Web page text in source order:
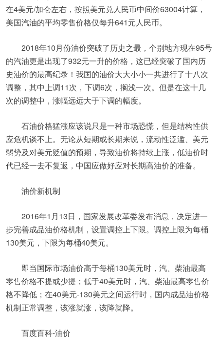
在4美元/加仑左右，按照美元兑人民币中间价63004计算，
美国汽油的平均零售价格仅每升641元人民币。
2018年10月份油价突破了历史之最，个别地方现在95号
的汽油更是出现了932元一升的价格，这已经突破了国内历
史油价的最高纪录！我国的油价大大小小一共进行了十八次
调整，其中上调11次，下调6次，搁浅一次。但是在这十几
次的调整中，涨幅远远大于下调的幅度。
石油价格猛涨应该说只是一种市场恐慌，但是结构性供
应危机谈不上。无论从短期或长期来说，流动性泛滥、美元
弱势及对美元贬值的预期，导致油价将持续上涨，低油价时
代已经一去不复返，中国应做好应对长期高油价的准备。
油价新机制
2016年1月13日，国家发展改革委发布消息，决定进一
步完善成品油价格机制，设置调控上下限。调控上限为每桶
130美元，下限为每桶40美元。
即当国际市场油价高于每桶130美元时，汽、柴油最高
零售价格不提或少提；低于40美元时，汽、柴油最高零售价
格不降低；在40美元-130美元之间运行时，国内成品油价格
机制正常调整，该涨就涨，该降就降。
百度百科-油价